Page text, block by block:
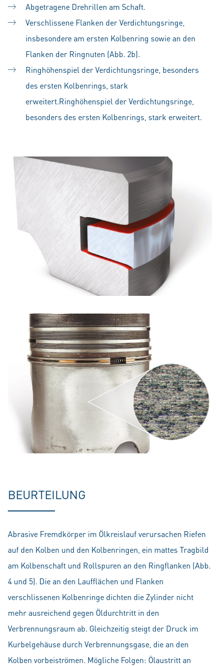
Abgetragene Drehrillen am Schaft.
Verschlissene Flanken der Verdichtungsringe,
insbesondere am ersten Kolbenring sowie an den
Flanken der Ringnuten (Abb. 2b).
Ringhöhenspiel der Verdichtungsringe, besonders
des ersten Kolbenrings, stark
erweitert.Ringhöhenspiel der Verdichtungsringe,
besonders des ersten Kolbenrings, stark erweitert.
BEURTEILUNG
Abrasive Fremdkörper im Ölkreislauf verursachen Riefen
auf den Kolben und den Kolbenringen, ein mattes Tragbild
am Kolbenschaft und Rollspuren an den Ringflanken (Abb.
4 und 5). Die an den Laufflächen und Flanken
verschlissenen Kolbenringe dichten die Zylinder nicht
mehr ausreichend gegen Öldurchtritt in den
Verbrennungsraum ab. Gleichzeitig steigt der Druck im
Kurbelgehäuse durch Verbrennungsgase, die an den
Kolben vorbeiströmen. Mögliche Folgen: Ölaustritt an